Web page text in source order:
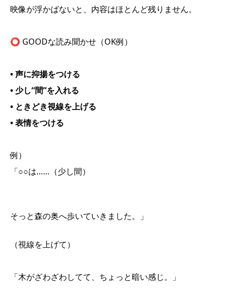
映像が浮かばないと、内容はほとんど残りません。
⭕ GOODな読み聞かせ（OK例）
• 声に抑揚をつける
• 少し“間”を入れる
• ときどき視線を上げる
• 表情をつける
例）
「○○は……（少し間）
そっと森の奥へ歩いていきました。」
（視線を上げて）
「木がざわざわしてて、ちょっと暗い感じ。」